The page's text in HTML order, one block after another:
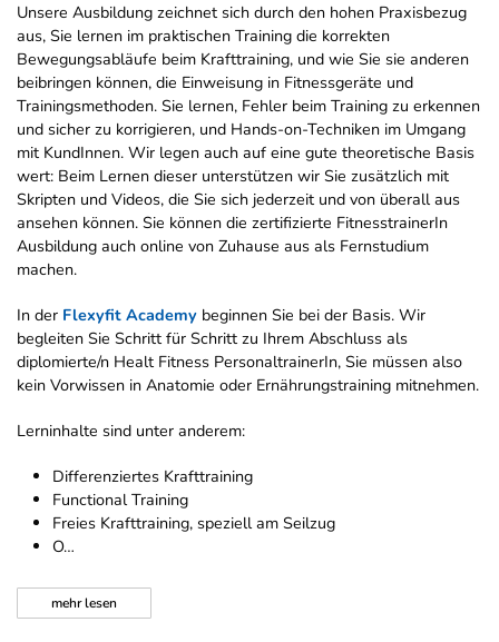
Unsere Ausbildung zeichnet sich durch den hohen Praxisbezug
aus, Sie lernen im praktischen Training die korrekten
Bewegungsabläufe beim Krafttraining, und wie Sie sie anderen
beibringen können, die Einweisung in Fitnessgeräte und
Trainingsmethoden. Sie lernen, Fehler beim Training zu erkennen
und sicher zu korrigieren, und Hands-on-Techniken im Umgang
mit KundInnen. Wir legen auch auf eine gute theoretische Basis
wert: Beim Lernen dieser unterstützen wir Sie zusätzlich mit
Skripten und Videos, die Sie sich jederzeit und von überall aus
ansehen können. Sie können die zertifizierte FitnesstrainerIn
Ausbildung auch online von Zuhause aus als Fernstudium
machen.
In der Flexyfit Academy beginnen Sie bei der Basis. Wir
begleiten Sie Schritt für Schritt zu Ihrem Abschluss als
diplomierte/n Healt Fitness PersonaltrainerIn, Sie müssen also
kein Vorwissen in Anatomie oder Ernährungstraining mitnehmen.
Lerninhalte sind unter anderem:
Differenziertes Krafttraining
Functional Training
Freies Krafttraining, speziell am Seilzug
O…
mehrlesen